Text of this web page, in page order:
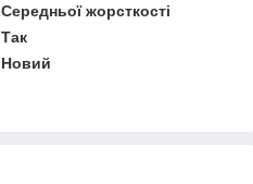
Середньої жорсткості
Так
Новий